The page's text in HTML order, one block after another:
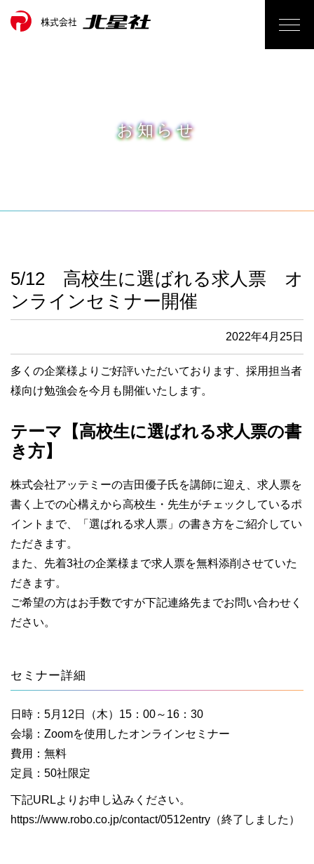
お知らせ
5/12 高校生に選ばれる求人票 オ
ンラインセミナー開催
2022年4月25日
多くの企業様よりご好評いただいております、採用担当者
様向け勉強会を今月も開催いたします。
テーマ【高校生に選ばれる求人票の書
き方】
株式会社アッテミーの吉田優子氏を講師に迎え、求人票を
書く上での心構えから高校生・先生がチェックしているポ
イントまで、「選ばれる求人票」の書き方をご紹介してい
ただきます。
また、先着3社の企業様まで求人票を無料添削させていた
だきます。
ご希望の方はお手数ですが下記連絡先までお問い合わせく
ださい。
セミナー詳細
日時：5月12日（木）15：00～16：30
会場：Zoomを使用したオンラインセミナー
費用：無料
定員：50社限定
下記URLよりお申し込みください。
https://www.robo.co.jp/contact/0512entry（終了しました）